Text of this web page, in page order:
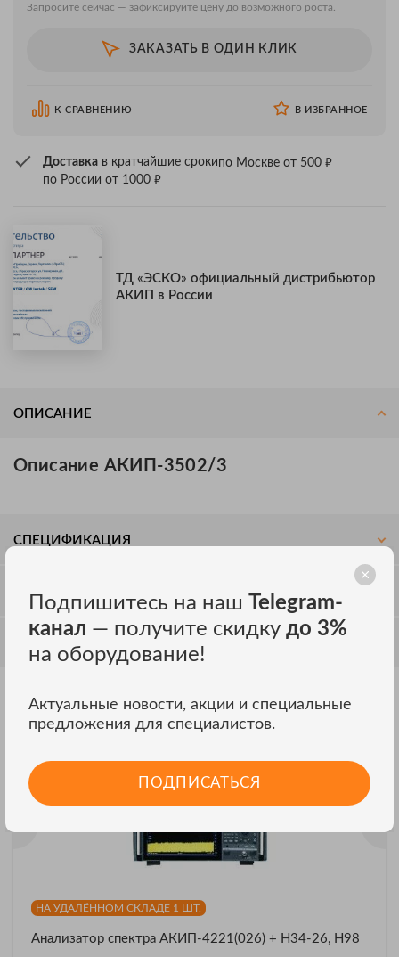
Запросите сейчас — зафиксируйте цену до возможного роста.
ЗАКАЗАТЬ В ОДИН КЛИК
К СРАВНЕНИЮ В ИЗБРАННОЕ
Доставка в кратчайшие срокипо Москве от 500 ₽
по России от 1000 ₽
ТД «ЭСКО» официальный дистрибьютор
АКИП в России
ОПИСАНИЕ
Описание АКИП-3502/3
СПЕЦИФИКАЦИЯ
ОТЗЫВЫ
ОБСУЖДЕНИЕ
Другие модели АКИП
НА УДАЛЁННОМ СКЛАДЕ 1 ШТ.
Анализатор спектра АКИП-4221(026) + H34-26, H98
Подпишитесь на наш Telegram-
канал — получите скидку до 3%
на оборудование!
Актуальные новости, акции и специальные
предложения для специалистов.
ПОДПИСАТЬСЯ